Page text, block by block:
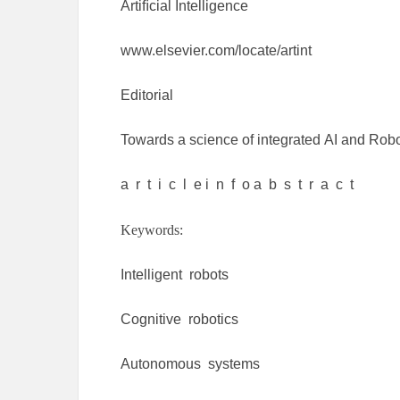
Artiﬁcial Intelligence
www.elsevier.com/locate/artint
Editorial
Towards a science of integrated AI and
a r t i c l e i n f o a b s t r a c t
Keywords:
Intelligent robots
Cognitive robotics
Autonomous systems